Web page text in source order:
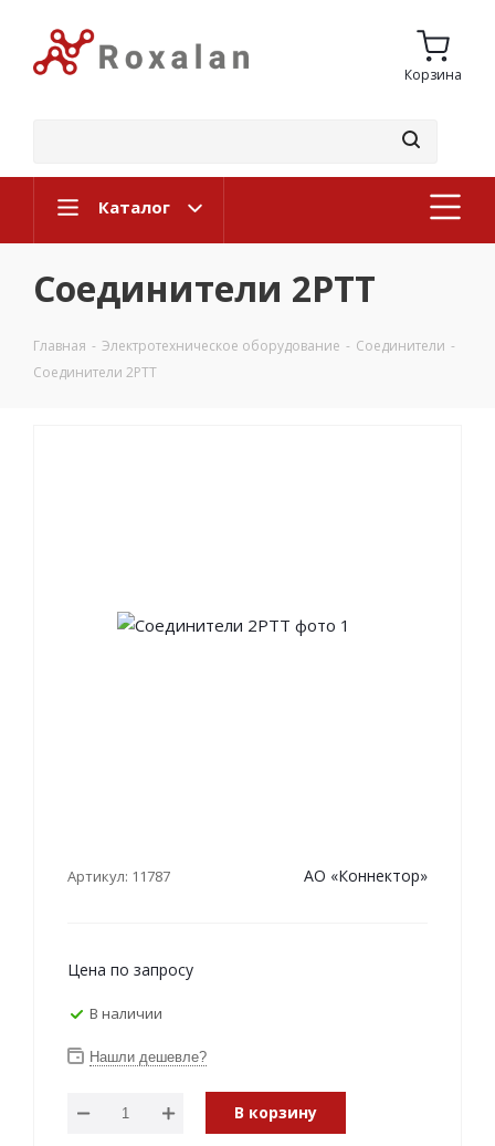
Корзина
Каталог
Соединители 2РТТ
Главная - Электротехническое оборудование - Соединители -
Соединители 2РТТ
Артикул: 11787 АО «Коннектор»
Цена по запросу
В наличии
Нашли дешевле?
В корзину